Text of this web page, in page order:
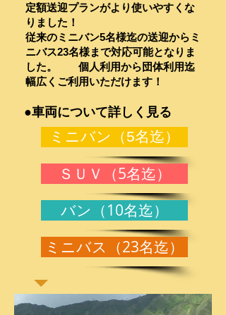
定額送迎プランがより使いやすくな
りました！
従来のミニバン5名様迄の送迎からミ
ニバス23名様まで対応可能となりま
した。 個人利用から団体利用迄
幅広くご利用いただけます！
●車両について詳しく見る
ミニバン（5名迄）
ＳＵＶ（5名迄）
バン（10名迄）
ミニバス（23名迄）